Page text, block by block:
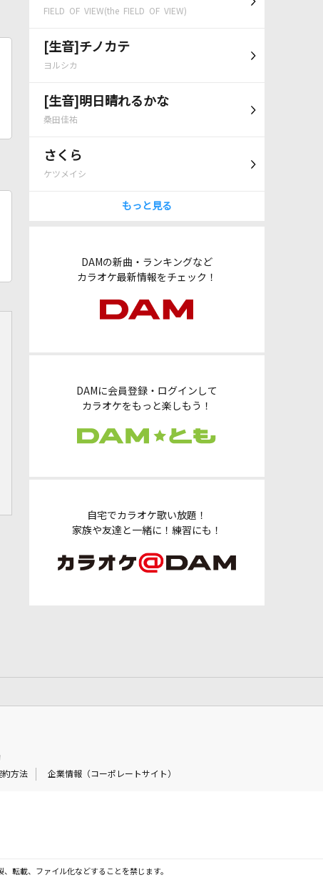
FIELD OF VIEW(the FIELD OF VIEW)
[生音]チノカテ
ヨルシカ
[生音]明日晴れるかな
桑田佳祐
さくら
ケツメイシ
もっと見る
DAMの新曲・ランキングなど
カラオケ最新情報をチェック！
DAMに会員登録・ログインして
カラオケをもっと楽しもう！
自宅でカラオケ歌い放題！
家族や友達と一緒に！練習にも！
約方法 企業情報（コーポレートサイト）
転載、ファイル化などすることを禁じます。